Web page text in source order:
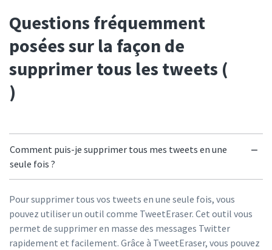
Questions fréquemment
posées sur la façon de
supprimer tous les tweets (
)
Comment puis-je supprimer tous mes tweets en une
seule fois ?
Pour supprimer tous vos tweets en une seule fois, vous
pouvez utiliser un outil comme TweetEraser. Cet outil vous
permet de supprimer en masse des messages Twitter
rapidement et facilement. Grâce à TweetEraser, vous pouvez